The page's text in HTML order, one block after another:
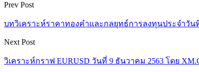
Prev Post
บทวิเคราะห์ราคาทองคำและกลยุทธ์การลงทุนประจำวัน
Next Post
วิเคราะห์กราฟ EURUSD วันที่ 9 ธันวาคม 2563 โดย